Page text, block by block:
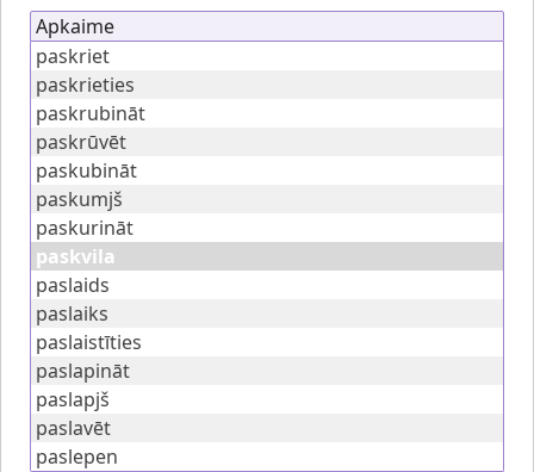
Apkaime
paskriet
paskrieties
paskrubināt
paskrūvēt
paskubināt
paskumjš
paskurināt
paskvila
paslaids
paslaiks
paslaistīties
paslapināt
paslapjš
paslavēt
paslepen